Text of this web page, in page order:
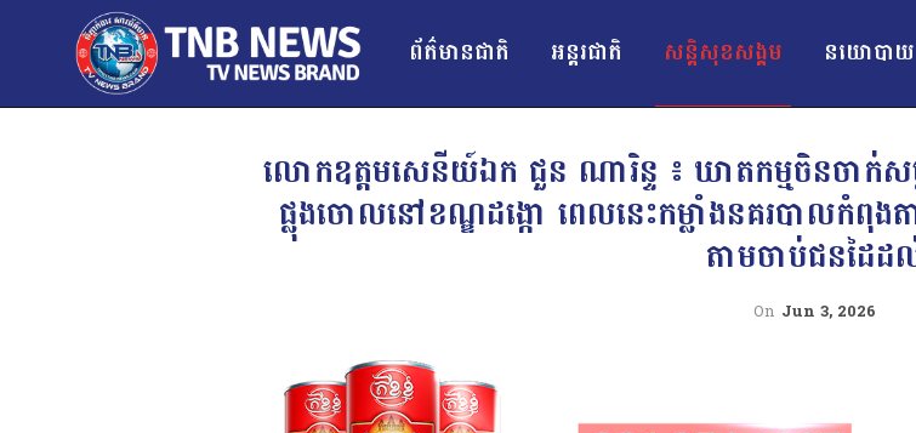
ព័ត៌មានជាតិ អន្ដរជាតិ សន្តិសុខសង្គម នយោបាយ
លោកឧត្តមសេនីយ៍ឯក ជួន ណារិន្ទ ៖ ឃាតកម្មចិនចាក់សម្
ផ្លុងចោលនៅខណ្ឌដង្កោ ពេលនេះកម្លាំងនគរបាលកំពុង
តាមចាប់ជនដៃ
On Jun 3, 2026